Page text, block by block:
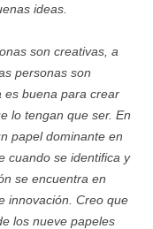
ideas.
son creativas, a
personas son
es buena para crear
lo tengan que ser. En
papel dominante en
cuando se identifica y
se encuentra en
innovación. Creo que
los nueve papeles